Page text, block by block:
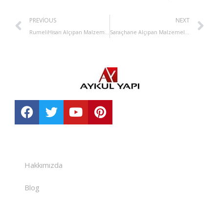
PREVIOUS
RumeliHisarı Alçıpan Malzemeleri Satışı
NEXT
Saraçhane Alçıpan Malzemeleri Satışı
Hakkımızda
Blog